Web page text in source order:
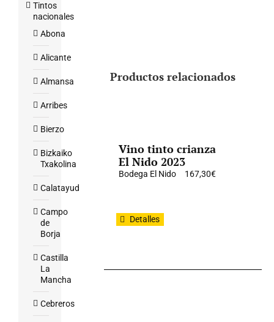
Productos relacionados
Vino tinto crianza
El Nido 2023
Bodega El Nido 167,30€
Detalles
Tintos
nacionales
Abona
Alicante
Almansa
Arribes
Bierzo
Bizkaiko
Txakolina
Calatayud
Campo
de
Borja
Castilla
La
Mancha
Cebreros